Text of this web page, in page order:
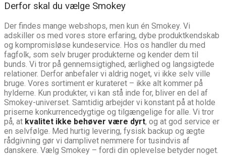
Derfor skal du vælge Smokey
Der findes mange webshops, men kun én Smokey. Vi
adskiller os med vores store erfaring, dybe produktkendskab
og kompromisløse kundeservice. Hos os handler du med
fagfolk, som selv bruger produkterne og kender dem til
bunds. Vi tror på gennemsigtighed, ærlighed og langsigtede
relationer. Derfor anbefaler vi aldrig noget, vi ikke selv ville
bruge. Vores sortiment er kurateret – ikke alt kommer på
hylderne. Kun produkter, vi kan stå inde for, bliver en del af
Smokey-universet. Samtidig arbejder vi konstant på at holde
priserne konkurrencedygtige og tilgængelige for alle. Vi tror
på, at kvalitet ikke behøver være dyrt, og at god service er
en selvfølge. Med hurtig levering, fysisk backup og ægte
rådgivning gør vi damplivet nemmere for tusindvis af
danskere. Vælg Smokey – fordi din oplevelse betyder noget.